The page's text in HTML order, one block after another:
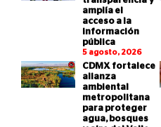
amplía el
acceso a la
información
pública
5 agosto, 2026
CDMX fortalece
alianza
ambiental
metropolitana
para proteger
agua, bosques